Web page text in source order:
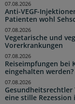
Anti-VEGF-
Patienten wohl
07.08.2026
Vegetarische und
Vorerkrankungen
07.08.2026
Reiseimpfungen bei
eingehalten werden?
07.08.2026
Gesundheitsrechtler
eine stille
07.08.2026